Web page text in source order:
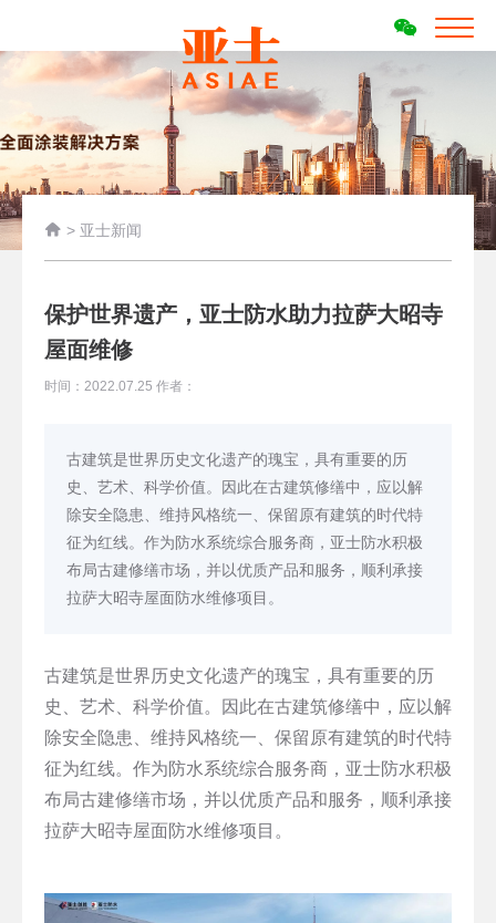
 > 亚士新闻
保护世界遗产，亚士防水助力拉萨大昭寺
屋面维修
时间：2022.07.25 作者：
古建筑是世界历史文化遗产的瑰宝，具有重要的历
史、艺术、科学价值。因此在古建筑修缮中，应以解
除安全隐患、维持风格统一、保留原有建筑的时代特
征为红线。作为防水系统综合服务商，亚士防水积极
布局古建修缮市场，并以优质产品和服务，顺利承接
拉萨大昭寺屋面防水维修项目。
古建筑是世界历史文化遗产的瑰宝，具有重要的历
史、艺术、科学价值。因此在古建筑修缮中，应以解
除安全隐患、维持风格统一、保留原有建筑的时代特
征为红线。作为防水系统综合服务商，亚士防水积极
布局古建修缮市场，并以优质产品和服务，顺利承接
拉萨大昭寺屋面防水维修项目。